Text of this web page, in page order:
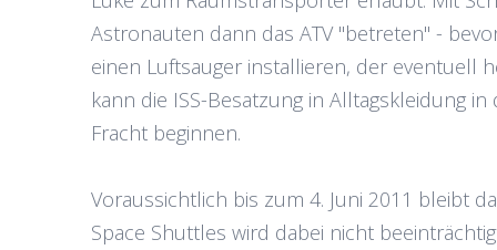
Astronauten dann das ATV "betreten" -
einen Luftsauger installieren, der eventuell
kann die ISS-Besatzung in Alltagskleidung
Fracht beginnen.
Voraussichtlich bis zum 4. Juni 2011 bleibt
Space Shuttles wird dabei nicht